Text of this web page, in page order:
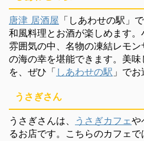
唐津 居酒屋 「しあわせの駅」
和風料理とお酒が楽しめます
雰囲気の中、名物の凍結レモ
の海の幸を堪能できます。美
を、ぜひ「 しあわせの駅 」で
うさぎさん
うさぎさんは、 うさぎカフェや
るお店です。こちらのカフェ